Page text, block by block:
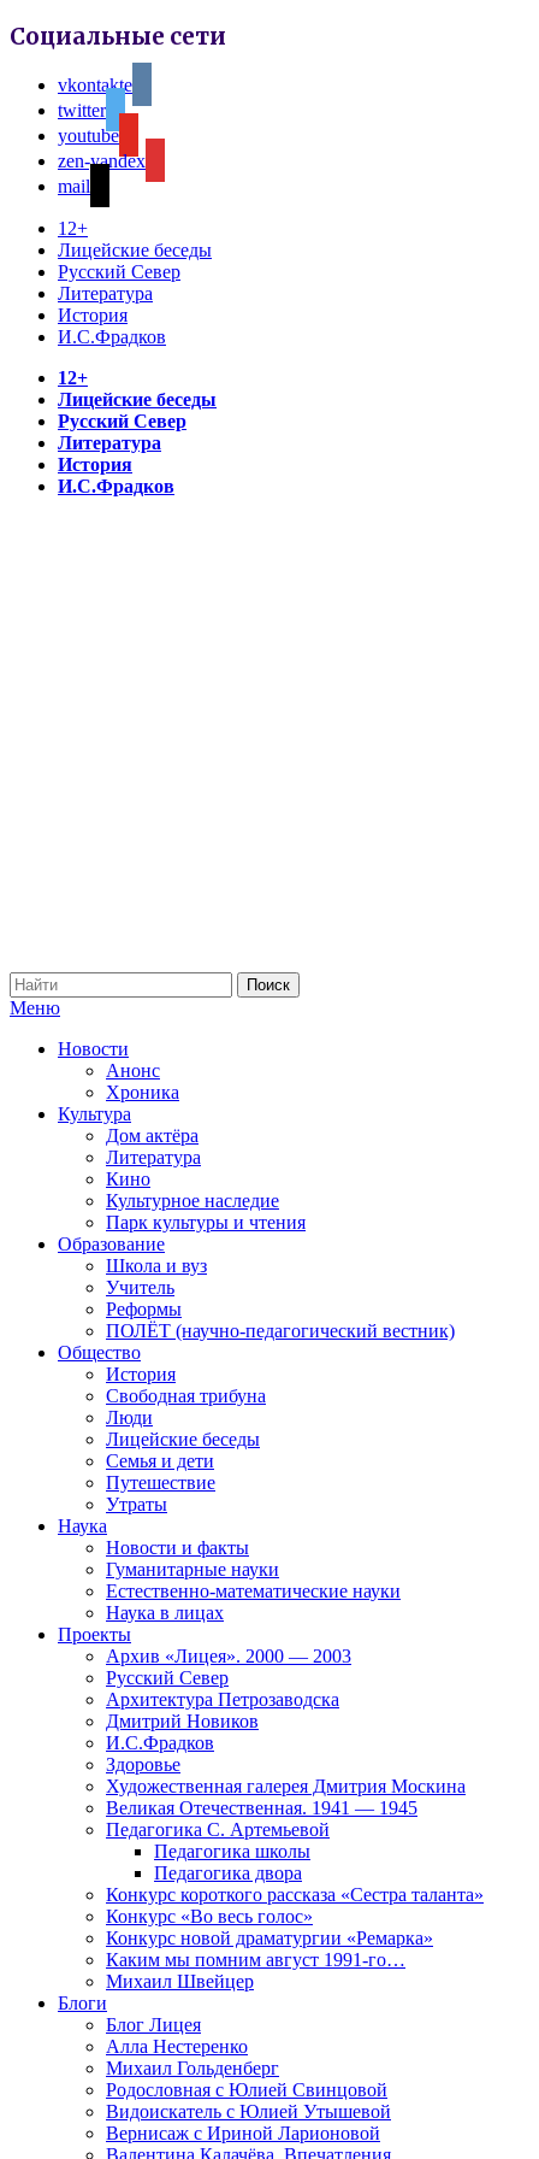
Социальные сети
vkontakte
twitter
youtube
zen-yandex
mail
12+
Лицейские беседы
Русский Север
Литература
История
И.С.Фрадков
12+
Лицейские беседы
Русский Север
Литература
История
И.С.Фрадков
Меню
Новости
Анонс
Хроника
Культура
Дом актёра
Литература
Кино
Культурное наследие
Парк культуры и чтения
Образование
Школа и вуз
Учитель
Реформы
ПОЛЁТ (научно-педагогический вестник)
Общество
История
Свободная трибуна
Люди
Лицейские беседы
Семья и дети
Путешествие
Утраты
Наука
Новости и факты
Гуманитарные науки
Естественно-математические науки
Наука в лицах
Проекты
Архив «Лицея». 2000 — 2003
Русский Север
Архитектура Петрозаводска
Дмитрий Новиков
И.С.Фрадков
Здоровье
Художественная галерея Дмитрия Москина
Великая Отечественная. 1941 — 1945
Педагогика С. Артемьевой
Педагогика школы
Педагогика двора
Конкурс короткого рассказа «Сестра таланта»
Конкурс «Во весь голос»
Конкурс новой драматургии «Ремарка»
Каким мы помним август 1991-го…
Михаил Швейцер
Блоги
Блог Лицея
Алла Нестеренко
Михаил Гольденберг
Родословная с Юлией Свинцовой
Видоискатель с Юлией Утышевой
Вернисаж с Ириной Ларионовой